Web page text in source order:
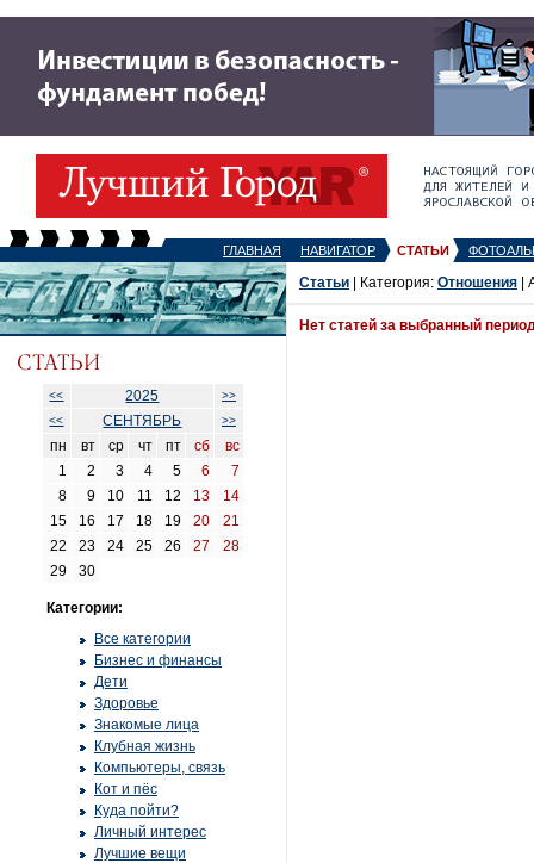
ГЛАВНАЯ НАВИГАТОР СТАТЬИ
<< 2025
>>
<<
СЕНТЯБРЬ >>
пн вт ср чт пт сб
вс
1
2 3 4 5 6
7
8
9 10 11 12 13
14
15
16 17 18 19 20
21
22
23 24 25 26 27
28
29
30
Категории:
Все категории
Бизнес и финансы
Дети
Здоровье
Знакомые лица
Клубная жизнь
Компьютеры, связь
Кот и пёс
Куда пойти?
Личный интерес
Лучшие вещи
Статьи | Категория: Отношения |
Нет статей за выбранный